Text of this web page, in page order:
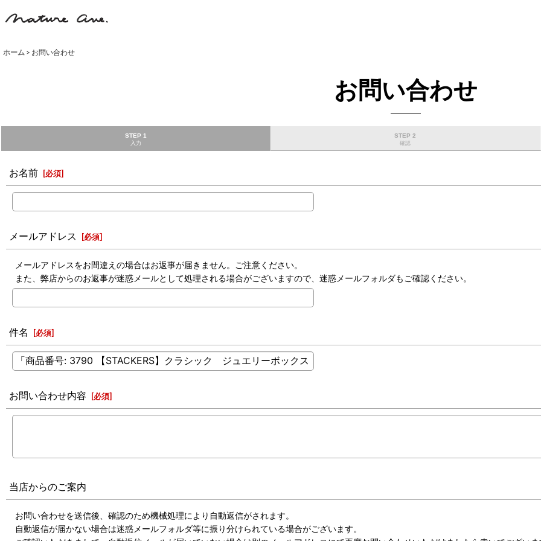
ホーム > お問い合わせ
お問い合わせ
STEP 1
入力
STEP 2
確認
お名前 [必須]
メールアドレス [必須]
メールアドレスをお間違えの場合はお返事が届きません。ご注意ください。
また、弊店からのお返事が迷惑メールとして処理される場合がございますので、迷惑メールフォルダもご確認ください。
件名 [必須]
お問い合わせ内容 [必須]
当店からのご案内
お問い合わせを送信後、確認のため機械処理により自動返信がされます。
自動返信が届かない場合は迷惑メールフォルダ等に振り分けられている場合がございます。